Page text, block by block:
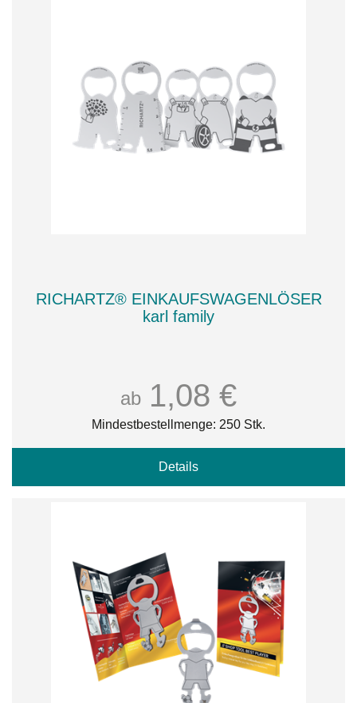
RICHARTZ® EINKAUFSWAGENLÖSER
karl family
ab 1,08 €
Mindestbestellmenge: 250 Stk.
Details